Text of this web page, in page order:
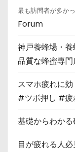
最も訪問者が多か
Forum
神戸養蜂場・
品質な蜂蜜専門
スマホ疲れに
#ツボ押し #疲
基礎からわかる
目が疲れる人